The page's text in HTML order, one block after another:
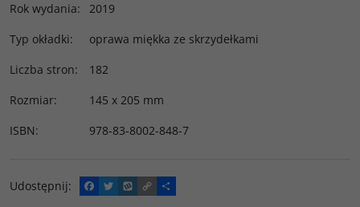
Rok wydania:
2019
Typ okładki:
oprawa miękka ze skrzydełkami
Liczba stron:
182
Rozmiar:
145 x 205 mm
ISBN: 978-83-8002-848-7
Udostępnij:
F
a
T
w
W
y
C
o
P
o